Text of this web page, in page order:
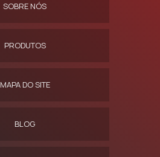
SOBRE NÓS
PRODUTOS
MAPA DO SITE
BLOG